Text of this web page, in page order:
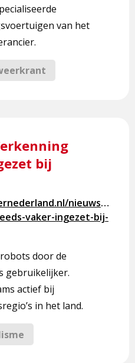
van het
bij
nieuws/team-
vaker-ingezet-bij-
door de
gebruikelijker.
actief bij
in het land.